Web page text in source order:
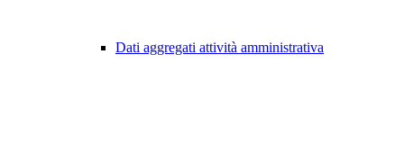
Dati aggregati attività amministrativa